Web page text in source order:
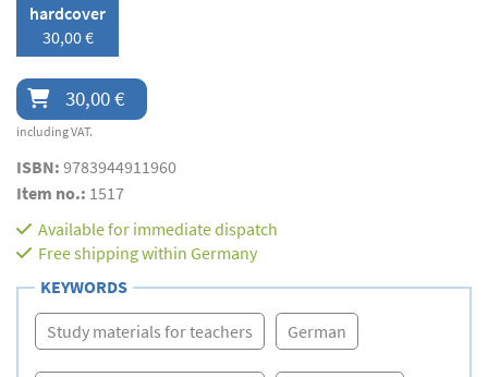
hardcover
30,00 €
30,00 €
including VAT.
ISBN: 9783944911960
Item no.: 1517
Available for immediate dispatch
Free shipping within Germany
KEYWORDS
Study materials for teachers German